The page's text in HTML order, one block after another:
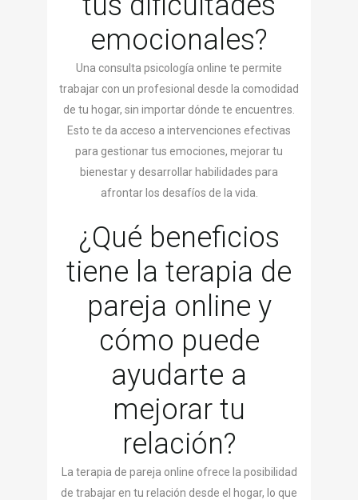
emocionales?
Una consulta psicología online te permite
trabajar con un profesional desde la comodidad
de tu hogar, sin importar dónde te encuentres.
Esto te da acceso a intervenciones efectivas
para gestionar tus emociones, mejorar tu
bienestar y desarrollar habilidades para
afrontar los desafíos de la vida.
¿Qué beneficios
tiene la terapia de
pareja online y
cómo puede
ayudarte a
mejorar tu
relación?
La terapia de pareja online ofrece la posibilidad
de trabajar en tu relación desde el hogar, lo que